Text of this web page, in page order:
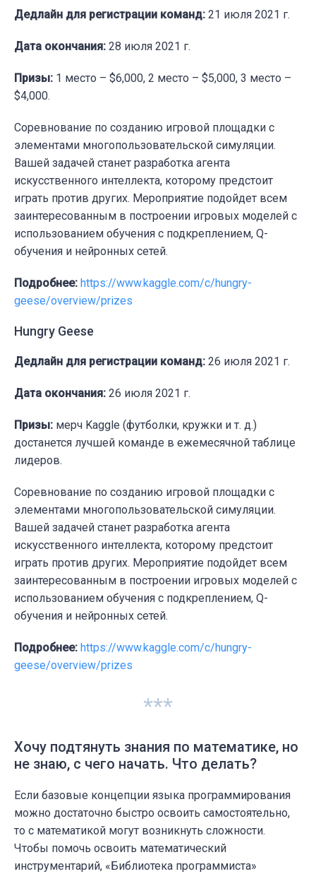
Дедлайн для регистрации команд: 21 июля 2021 г.
Дата окончания: 28 июля 2021 г.
Призы: 1 место – $6,000, 2 место – $5,000, 3 место –
$4,000.
Соревнование по созданию игровой площадки с
элементами многопользовательской симуляции.
Вашей задачей станет разработка агента
искусственного интеллекта, которому предстоит
играть против других. Мероприятие подойдет всем
заинтересованным в построении игровых моделей с
использованием обучения с подкреплением, Q-
обучения и нейронных сетей.
Подробнее: https://www.kaggle.com/c/hungry-
geese/overview/prizes
Hungry Geese
Дедлайн для регистрации команд: 26 июля 2021 г.
Дата окончания: 26 июля 2021 г.
Призы: мерч Kaggle (футболки, кружки и т. д.)
достанется лучшей команде в ежемесячной таблице
лидеров.
Соревнование по созданию игровой площадки с
элементами многопользовательской симуляции.
Вашей задачей станет разработка агента
искусственного интеллекта, которому предстоит
играть против других. Мероприятие подойдет всем
заинтересованным в построении игровых моделей с
использованием обучения с подкреплением, Q-
обучения и нейронных сетей.
Подробнее: https://www.kaggle.com/c/hungry-
geese/overview/prizes
***
Хочу подтянуть знания по математике, но
не знаю, с чего начать. Что делать?
Если базовые концепции языка программирования
можно достаточно быстро освоить самостоятельно,
то с математикой могут возникнуть сложности.
Чтобы помочь освоить математический
инструментарий, «Библиотека программиста»